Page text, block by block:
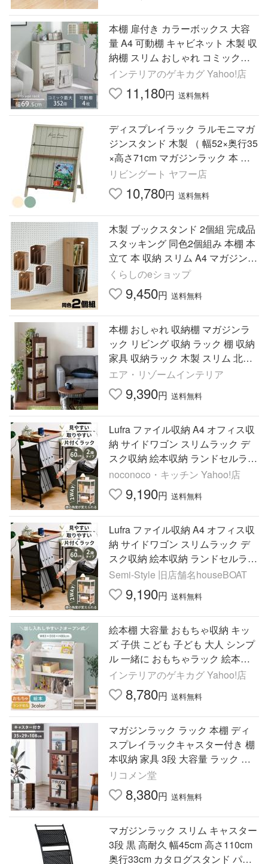
本棚 扉付き カラーボックス 大容
量 A4 可動棚 キャビネット 木製 収
納棚 スリム おしゃれ コミックラ
ック 北欧 幅70cm マガジンラック
雑誌 漫画
インテリアのゲキカグ Yahoo!店
11,180円 送料無料
ディスプレイラック ラルモニマガ
ジンスタンド 木製 （ 幅52×奥行35
×高さ71cm マガジンラック 本 収
納 雑誌 天然木 ディスプレイ ）
リビングート ヤフー店
10,780円 送料無料
木製 ブックスタンド 2個組 完成品
スタッキング 同色2個組み 本棚 本
立て 本 収納 スリム A4 マガジンラ
ック ブックシェルフ 絵本収納 山
善 YAMAZEN
くらしのeショップ
9,450円 送料無料
本棚 おしゃれ 収納棚 マガジンラ
ック リビング 収納 ラック 棚 収納
家具 収納ラック 木製 スリム 北欧
モダン マガジンスタンド ディスプ
レイラック
エア・リゾームインテリア
9,390円 送料無料
Lufra ファイル収納 A4 オフィス収
納 サイドワゴン スリムラック デ
スク収納 絵本収納 ランドセルラッ
ク 60 60cm 35 35cm 木製 在宅ワー
ク おしゃれ シンプル
noconoco・キッチン Yahoo!店
9,190円 送料無料
Lufra ファイル収納 A4 オフィス収
納 サイドワゴン スリムラック デ
スク収納 絵本収納 ランドセルラッ
ク 60 60cm 35 35cm 木製 在宅ワー
ク おしゃれ シンプル
Semi-Style 旧店舗名houseBOAT
9,190円 送料無料
絵本棚 大容量 おもちゃ収納 キッ
ズ 子供 こども 子ども 大人 シンプ
ル 一緒に おもちゃラック 絵本ラ
ック ロータイプ マガジンラック
オープンラック
インテリアのゲキカグ Yahoo!店
8,780円 送料無料
マガジンラック ラック 本棚 ディ
スプレイラックキャスター付き 棚
本収納 家具 3段 大容量 ラック ブ
ックスタンド 雑誌 幅35 ダイニン
グ リビング 代引不可
リコメン堂
8,380円 送料無料
マガジンラック スリム キャスター
3段 黒 高耐久 幅45cm 高さ110cm
奥行33cm カタログスタンド パン